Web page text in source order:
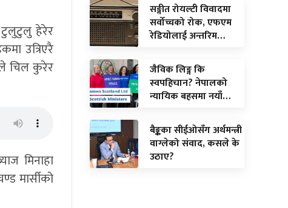
टुलुटुलु हेरेर
उत्रिएरै
चिल कुरेर
मिनाहा
मार्सीको
सङ्गीत रोयल्टी विवादमा
सर्वोच्चको रोक, एफएम
रेडियोलाई अन्तरिम…
जैविक लिङ्ग कि
स्वपहिचान? नेपालको
न्यायिक बहसमा नयाँ…
बैङ्कका सीईओसँग अर्थमन्त्री
वाग्लेको संवाद, कसले के
उठाए?